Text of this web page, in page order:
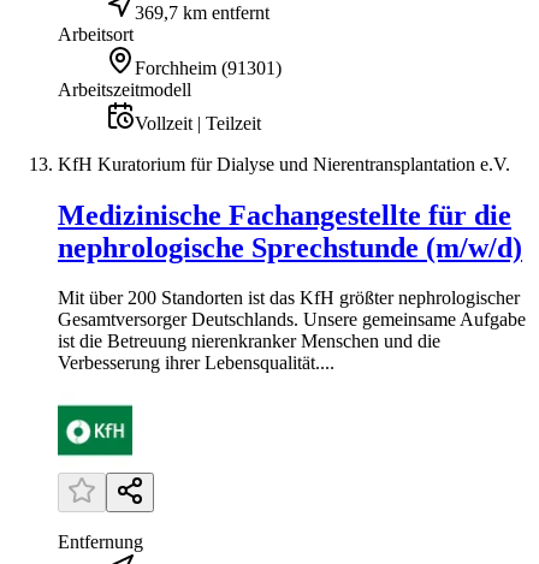
369,7 km entfernt
Arbeitsort
Forchheim (91301)
Arbeitszeitmodell
Vollzeit | Teilzeit
KfH Kuratorium für Dialyse und Nierentransplantation e.V.
Medizinische Fachangestellte für die
nephrologische Sprechstunde (m/w/d)
Mit über 200 Standorten ist das KfH größter nephrologischer
Gesamtversorger Deutschlands. Unsere gemeinsame Aufgabe
ist die Betreuung nierenkranker Menschen und die
Verbesserung ihrer Lebensqualität....
Entfernung